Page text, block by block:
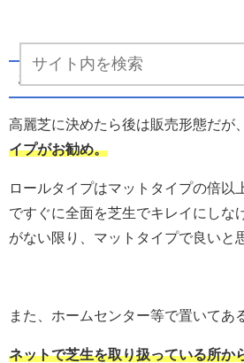
お勧めの販売形態
高麗芝に決めたら後は販売形態だが
イプがお勧め。
ロールタイプはマットタイプの倍以
ですぐに全面を芝生でキレイにしな
がない限り、マットタイプで良いと
また、ホームセンター等で置いてあ
ネットで芝生を取り扱っている所か